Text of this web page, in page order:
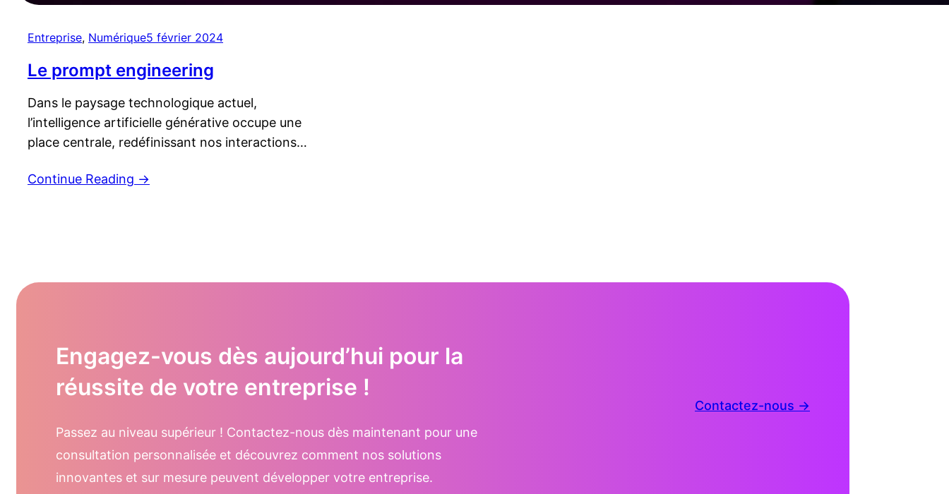
Entreprise, Numérique5 février 2024
Le prompt engineering
Dans le paysage technologique actuel,
l’intelligence artificielle générative occupe une
place centrale, redéfinissant nos interactions
fondamentale est incarnée par une pratique
« prompts »,…
Continue Reading →
Engagez-vous dès aujourd’hui pour la
réussite de votre entreprise !
Passez au niveau supérieur ! Contactez-nous dès maintenant pour une
consultation personnalisée et découvrez comment nos solutions
innovantes et sur mesure peuvent développer votre entreprise.
Contactez-nous →